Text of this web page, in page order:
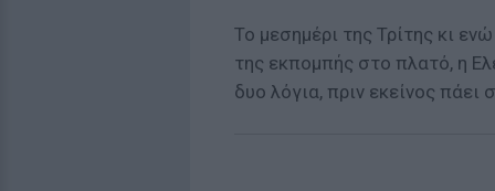
Το μεσημέρι της Τρίτης κι
της εκπομπής στο πλατό, η
δυο λόγια, πριν εκείνος πάει